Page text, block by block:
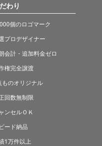
わり
個のロゴマーク
プロデザイナー
会計・追加料金ゼロ
権完全譲渡
ものオリジナル
回数無制限
ンセルＯＫ
ード納品
1万件以上